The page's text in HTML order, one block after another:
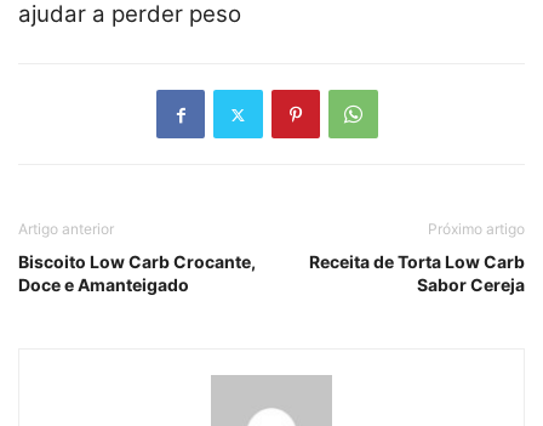
ajudar a perder peso
Artigo anterior
Biscoito Low Carb Crocante,
Doce e Amanteigado
Próximo artigo
Receita de Torta Low Carb
Sabor Cereja